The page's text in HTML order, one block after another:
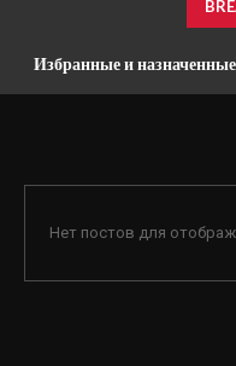
Избранные и
Нет постов для